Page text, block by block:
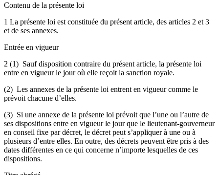
Contenu de la présente loi
1 La présente loi est constituée du présent article, des articles 2 et 3
et de ses annexes.
Entrée en vigueur
2 (1) Sauf disposition contraire du présent article, la présente loi
entre en vigueur le jour où elle reçoit la sanction royale.
(2) Les annexes de la présente loi entrent en vigueur comme le
prévoit chacune d’elles.
(3) Si une annexe de la présente loi prévoit que l’une ou l’autre de
ses dispositions entre en vigueur le jour que le lieutenant-gouverneur
en conseil fixe par décret, le décret peut s’appliquer à une ou à
plusieurs d’entre elles. En outre, des décrets peuvent être pris à des
dates différentes en ce qui concerne n’importe lesquelles de ces
dispositions.